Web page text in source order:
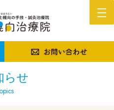
らせ